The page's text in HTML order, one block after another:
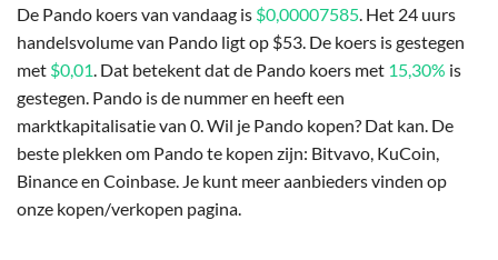
De Pando koers van vandaag is $0,00007585. Het 24 uurs
handelsvolume van Pando ligt op $53. De koers is gestegen
met $0,01. Dat betekent dat de Pando koers met 15,30% is
gestegen. Pando is de nummer en heeft een
marktkapitalisatie van 0. Wil je Pando kopen? Dat kan. De
beste plekken om Pando te kopen zijn: Bitvavo, KuCoin,
Binance en Coinbase. Je kunt meer aanbieders vinden op
onze kopen/verkopen pagina.